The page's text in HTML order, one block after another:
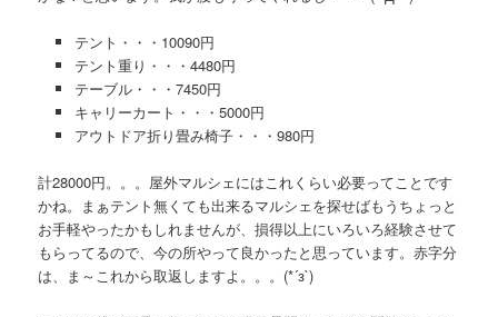
テント・・・10090円
テント重り・・・4480円
テーブル・・・7450円
キャリーカート・・・5000円
アウトドア折り畳み椅子・・・980円
計28000円。。。屋外マルシェにはこれくらい必要ってことです
かね。まぁテント無くても出来るマルシェを探せばもうちょっと
お手軽やったかもしれませんが、損得以上にいろいろ経験させて
もらってるので、今の所やって良かったと思っています。赤字分
は、ま～これから取返しますよ。。。(*´з`)